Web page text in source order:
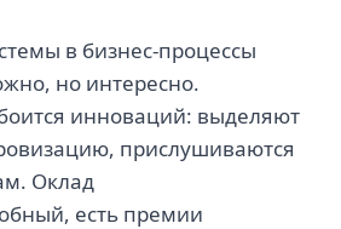
в бизнес-процессы
но интересно.
инноваций: выделяют
прислушиваются
Оклад
есть премии